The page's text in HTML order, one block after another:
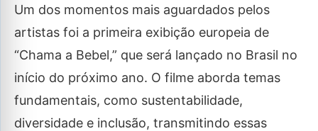
Um dos momentos mais aguardados pelos
artistas foi a primeira exibição europeia de
“Chama a Bebel,” que será lançado no Brasil no
início do próximo ano. O filme aborda temas
fundamentais, como sustentabilidade,
diversidade e inclusão, transmitindo essas